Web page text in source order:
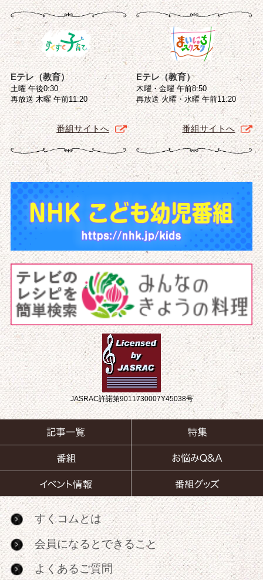
Eテレ（教育）
土曜 午後0:30
再放送 木曜 午前11:20
番組サイトへ
Eテレ（教育）
木曜・金曜 午前8:50
再放送 火曜・水曜 午前11:20
番組サイトへ
JASRAC許諾第9011730007Y45038号
すくコムとは
会員になるとできること
よくあるご質問